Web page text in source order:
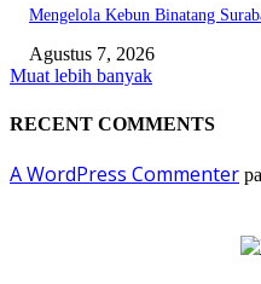
Mengelola Kebun Binatang
Agustus 7, 2026
Muat lebih banyak
RECENT COMMENTS
A WordPress Commenter